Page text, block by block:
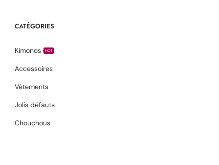
CATÉGORIES
Kimonos HOT
Accessoires
Vêtements
Jolis défauts
Chouchous